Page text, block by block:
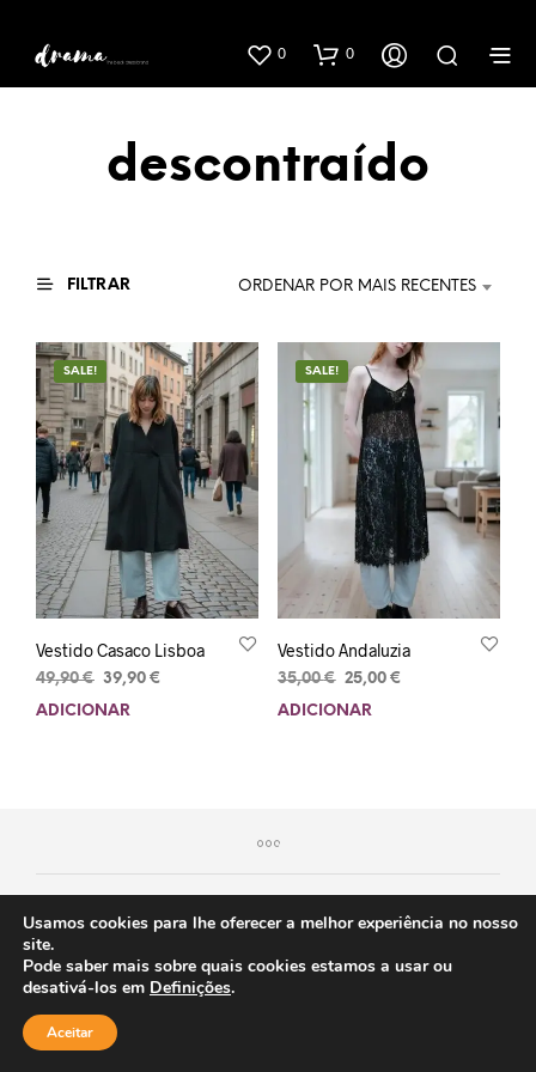
0 0
descontraído
FILTRAR ORDENAR POR MAIS RECENTES
SALE!
Vestido Casaco Lisboa
49,90€ 39,90 €
ADICIONAR
SALE!
Vestido Andaluzia
35,00€ 25,00 €
ADICIONAR
Usamos cookies para lhe oferecer a melhor experiência no nosso
site.
Pode saber mais sobre quais cookies estamos a usar ou
desativá-los em Definições.
Aceitar